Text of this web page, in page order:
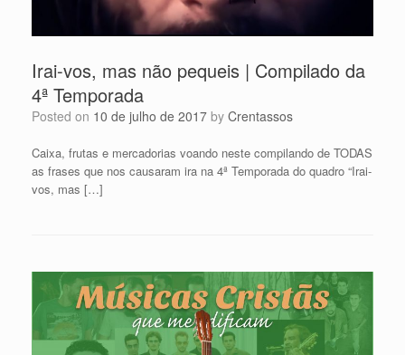
Irai-vos, mas não pequeis | Compilado da
4ª Temporada
Posted on 10 de julho de 2017 by Crentassos
Caixa, frutas e mercadorias voando neste compilando de TODAS
as frases que nos causaram ira na 4ª Temporada do quadro “Irai-
vos, mas […]